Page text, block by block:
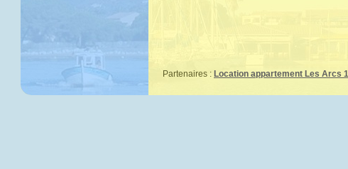
Partenaires : Location appartement Les Arcs